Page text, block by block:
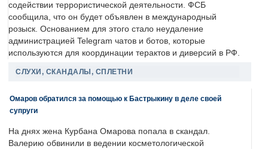
содействии террористической деятельности. ФСБ
сообщила, что он будет объявлен в международный
розыск. Основанием для этого стало неудаление
администрацией Telegram чатов и ботов, которые
используются для координации терактов и диверсий в РФ.
СЛУХИ, СКАНДАЛЫ, СПЛЕТНИ
Омаров обратился за помощью к Бастрыкину в деле своей
супруги
На днях жена Курбана Омарова попала в скандал.
Валерию обвинили в ведении косметологической